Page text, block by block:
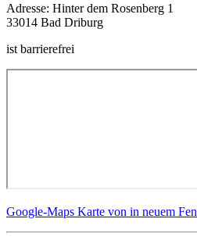
Adresse: Hinter dem Rosenberg 1
33014 Bad Driburg
ist barrierefrei
Google-Maps Karte von in neuem